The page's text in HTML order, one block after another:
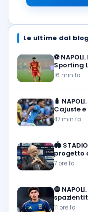
Le ultime dal blog
⚽️
Sporting
16 min fa
🧳
Cajuste
47 min fa
🏟️
progetto
7 ore fa
🔵
11 ore fa